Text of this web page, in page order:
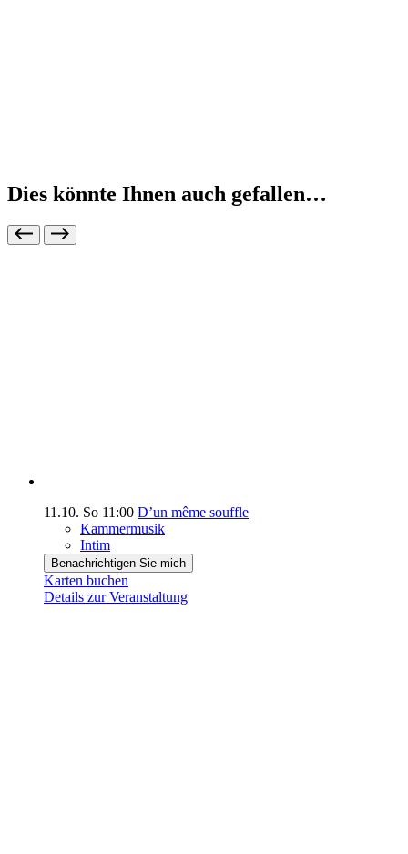
Dies könnte Ihnen auch gefallen…
11.10. So 11:00 D’un même souffle
Kammermusik
Intim
Benachrichtigen Sie mich
Karten buchen
Details zur Veranstaltung